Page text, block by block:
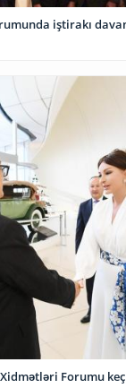
iştirakı
Xidmətləri Forumu